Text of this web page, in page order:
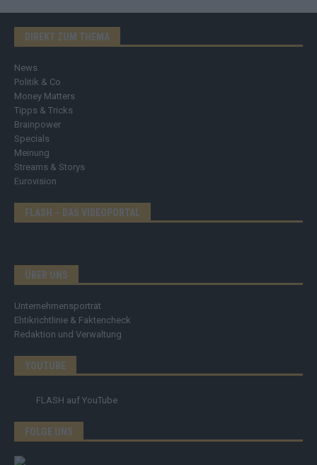
DIREKT ZUM THEMA
News
Politik & Co
Money Matters
Tipps & Tricks
Brainpower
Specials
Meinung
Streams & Storys
Eurovision
FLASH – DAS VIDEOPORTAL
ÜBER UNS
Unternehmensporträt
Ehtikrichtlinie & Faktencheck
Redaktion und Verwaltung
YOUTUBE
FLASH auf YouTube
FOLGE UNS